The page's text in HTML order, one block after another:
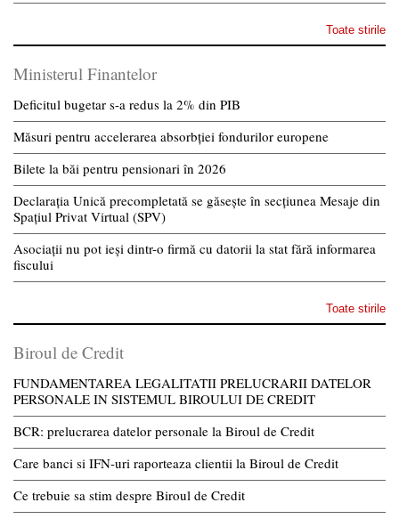
Toate stirile
Ministerul Finantelor
Deficitul bugetar s-a redus la 2% din PIB
Măsuri pentru accelerarea absorbției fondurilor europene
Bilete la băi pentru pensionari în 2026
Declarația Unică precompletată se găsește în secțiunea Mesaje din
Spațiul Privat Virtual (SPV)
Asociații nu pot ieși dintr-o firmă cu datorii la stat fără informarea
fiscului
Toate stirile
Biroul de Credit
FUNDAMENTAREA LEGALITATII PRELUCRARII DATELOR
PERSONALE IN SISTEMUL BIROULUI DE CREDIT
BCR: prelucrarea datelor personale la Biroul de Credit
Care banci si IFN-uri raporteaza clientii la Biroul de Credit
Ce trebuie sa stim despre Biroul de Credit